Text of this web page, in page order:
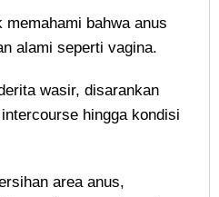
bahwa anus
alami seperti vagina.
wasir, disarankan
hingga kondisi
area anus,